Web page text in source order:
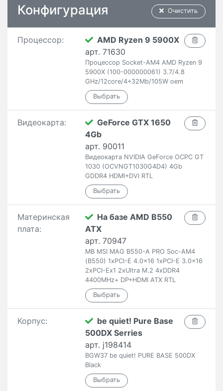
Очистить
Конфигурация
Процессор:
AMD Ryzen 9 5900X
арт. 71630
Процессор Socket-AM4 AMD Ryzen 9
5900X (100-000000061) 3.7/4.8
GHz/12core/4+32Mb/105W oem
Видеокарта:
GeForce GTX 1650
4Gb
арт. 90011
Видеокарта NVIDIA GeForce OCPC GT
1030 (OCVNGT1030G4D4) 4Gb
GDDR4 HDMI+DVI RTL
Материнская
плата:
На базе AMD B550
ATX
арт. 70947
MB MSI MAG B550-A PRO Soc-AM4
(B550) 1xPCI-E 4.0x16 1xPCI-E 3.0x16
2xPCI-Ex1 2xUltra M.2 4xDDR4
4400MHz+ DP+HDMI ATX RTL
Корпус:
be quiet! Pure Base
500DX Serries
арт. j198414
BGW37 be quiet! PURE BASE 500DX
Black